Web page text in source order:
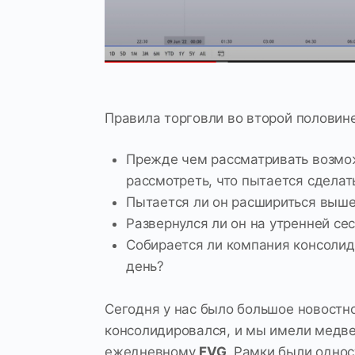
Правила торговли во второй
Прежде чем рассматривать
рассмотреть, что пытается
Пытается ли он расшириться
Развернулся ли он на утренней
Собирается ли компания
день?
Сегодня у нас было большое
консолидировался, и мы имели
ежедневному FVG . Рамки были